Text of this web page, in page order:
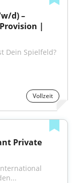
d) –
|
Dein Spielfeld?
Vollzeit
Private